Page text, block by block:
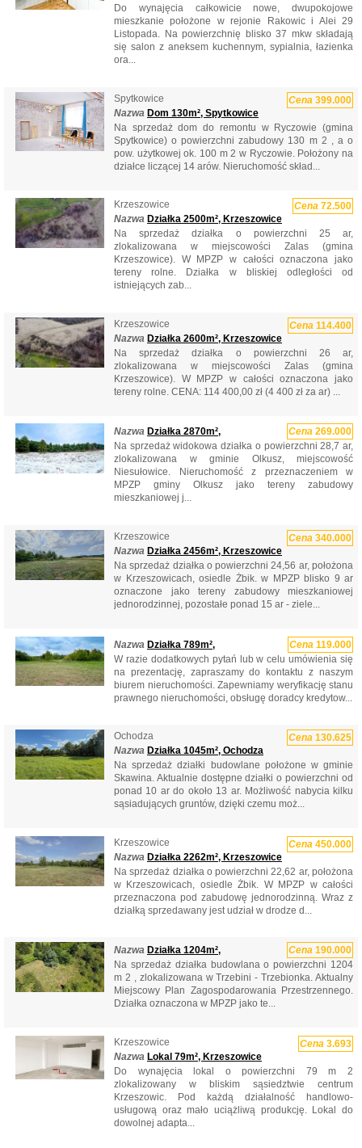
Do wynajęcia całkowicie nowe, dwupokojowe
mieszkanie położone w rejonie Rakowic i Alei 29
Listopada. Na powierzchnię blisko 37 mkw składają
się salon z aneksem kuchennym, sypialnia, łazienka
ora...
Spytkowice Cena 399.000
Nazwa Dom 130m², Spytkowice
Na sprzedaż dom do remontu w Ryczowie (gmina
Spytkowice) o powierzchni zabudowy 130 m 2 , a o
pow. użytkowej ok. 100 m 2 w Ryczowie. Położony na
działce liczącej 14 arów. Nieruchomość skład...
Krzeszowice Cena 72.500
Nazwa Działka 2500m², Krzeszowice
Na sprzedaż działka o powierzchni 25 ar,
zlokalizowana w miejscowości Zalas (gmina
Krzeszowice). W MPZP w całości oznaczona jako
tereny rolne. Działka w bliskiej odległości od
istniejących zab...
Krzeszowice Cena 114.400
Nazwa Działka 2600m², Krzeszowice
Na sprzedaż działka o powierzchni 26 ar,
zlokalizowana w miejscowości Zalas (gmina
Krzeszowice). W MPZP w całości oznaczona jako
tereny rolne. CENA: 114 400,00 zł (4 400 zł za ar) ...
Cena 269.000
Nazwa Działka 2870m²,
Na sprzedaż widokowa działka o powierzchni 28,7 ar,
zlokalizowana w gminie Olkusz, miejscowość
Niesułowice. Nieruchomość z przeznaczeniem w
MPZP gminy Olkusz jako tereny zabudowy
mieszkaniowej j...
Krzeszowice Cena 340.000
Nazwa Działka 2456m², Krzeszowice
Na sprzedaż działka o powierzchni 24,56 ar, położona
w Krzeszowicach, osiedle Żbik. w MPZP blisko 9 ar
oznaczone jako tereny zabudowy mieszkaniowej
jednorodzinnej, pozostałe ponad 15 ar - ziele...
Cena 119.000
Nazwa Działka 789m²,
W razie dodatkowych pytań lub w celu umówienia się
na prezentację, zapraszamy do kontaktu z naszym
biurem nieruchomości. Zapewniamy weryfikację stanu
prawnego nieruchomości, obsługę doradcy kredytow...
Ochodza Cena 130.625
Nazwa Działka 1045m², Ochodza
Na sprzedaż działki budowlane położone w gminie
Skawina. Aktualnie dostępne działki o powierzchni od
ponad 10 ar do około 13 ar. Możliwość nabycia kilku
sąsiadujących gruntów, dzięki czemu moż...
Krzeszowice Cena 450.000
Nazwa Działka 2262m², Krzeszowice
Na sprzedaż działka o powierzchni 22,62 ar, położona
w Krzeszowicach, osiedle Żbik. W MPZP w całości
przeznaczona pod zabudowę jednorodzinną. Wraz z
działką sprzedawany jest udział w drodze d...
Cena 190.000
Nazwa Działka 1204m²,
Na sprzedaż działka budowlana o powierzchni 1204
m 2 , zlokalizowana w Trzebini - Trzebionka. Aktualny
Miejscowy Plan Zagospodarowania Przestrzennego.
Działka oznaczona w MPZP jako te...
Krzeszowice Cena 3.693
Nazwa Lokal 79m², Krzeszowice
Do wynajęcia lokal o powierzchni 79 m 2
zlokalizowany w bliskim sąsiedztwie centrum
Krzeszowic. Pod każdą działalność handlowo-
usługową oraz mało uciążliwą produkcję. Lokal do
dowolnej adapta...